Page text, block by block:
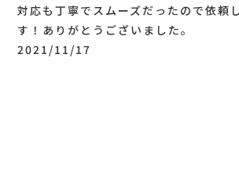
対応も丁寧でスムーズだったので依頼
す！ありがとうございました。
2021/11/17